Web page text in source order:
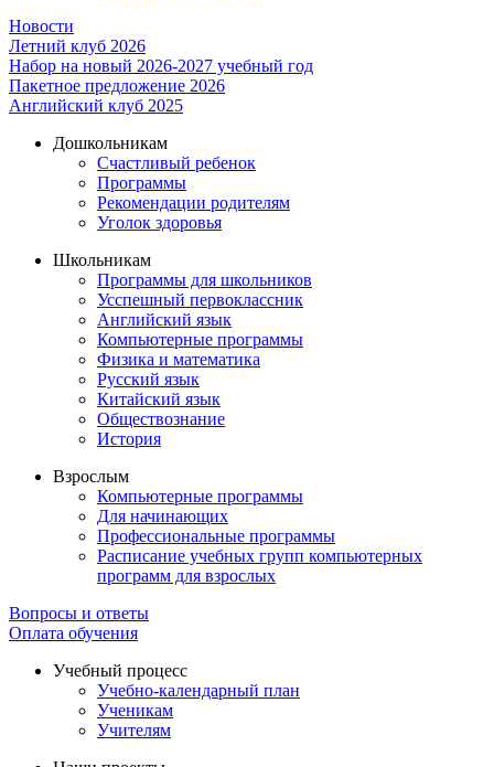
Новости
Летний клуб 2026
Набор на новый 2026-2027 учебный год
Пакетное предложение 2026
Английский клуб 2025
Дошкольникам
Счастливый ребенок
Программы
Рекомендации родителям
Уголок здоровья
Школьникам
Программы для школьников
Усспешный первоклассник
Английский язык
Компьютерные программы
Физика и математика
Русский язык
Китайский язык
Обществознание
История
Взрослым
Компьютерные программы
Для начинающих
Профессиональные программы
Расписание учебных групп компьютерных
программ для взрослых
Вопросы и ответы
Оплата обучения
Учебный процесс
Учебно-календарный план
Ученикам
Учителям